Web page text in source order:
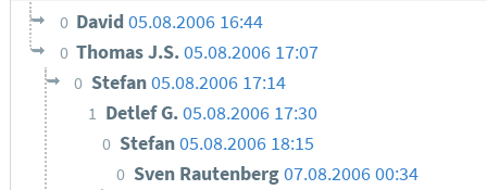
0 David05.08.2006 16:44
0 Thomas J.S.05.08.2006 17:07
0 Stefan05.08.2006 17:14
1 Detlef G.05.08.2006 17:30
0 Stefan05.08.2006 18:15
0 Sven Rautenberg07.08.2006 00:34